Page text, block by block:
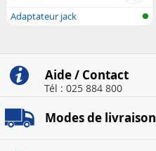
Adaptateur jack
Aide / Contact
Tél : 025 884 800
Modes de livraison